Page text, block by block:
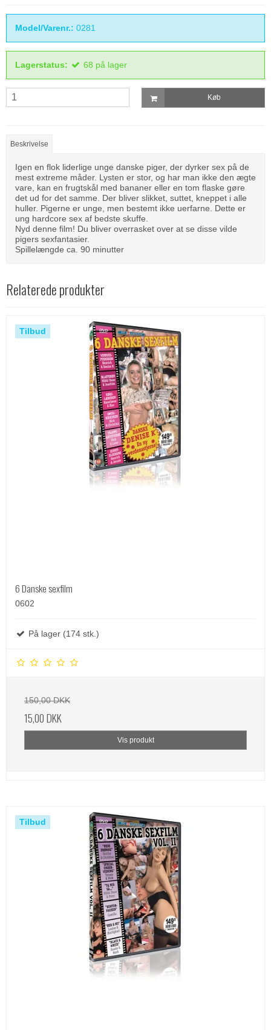
Model/Varenr.: 0281
Lagerstatus: 68 på lager
Køb
Beskrivelse
Igen en flok liderlige unge danske piger, der dyrker sex på de
mest extreme måder. Lysten er stor, og har man ikke den ægte
vare, kan en frugtskål med bananer eller en tom flaske gøre
det ud for det samme. Der bliver slikket, suttet, kneppet i alle
huller. Pigerne er unge, men bestemt ikke uerfarne. Dette er
ung hardcore sex af bedste skuffe.
Nyd denne film! Du bliver overrasket over at se disse vilde
pigers sexfantasier.
Spillelængde ca. 90 minutter
Relaterede produkter
Tilbud
6 Danske sexfilm
0602
På lager (174 stk.)
150,00 DKK
15,00 DKK
Vis produkt
Tilbud